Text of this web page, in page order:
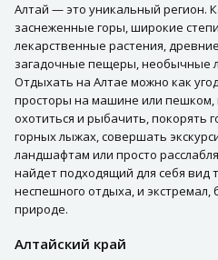
Алтай — это уникальный регион.
заснеженные горы, широкие
лекарственные растения,
загадочные пещеры, необычные
Отдыхать на Алтае можно как
просторы на машине или пешком,
охотиться и рыбачить, покорять
горных лыжах, совершать
ландшафтам или просто
найдет подходящий для себя вид
неспешного отдыха, и
природе.
Алтайский край